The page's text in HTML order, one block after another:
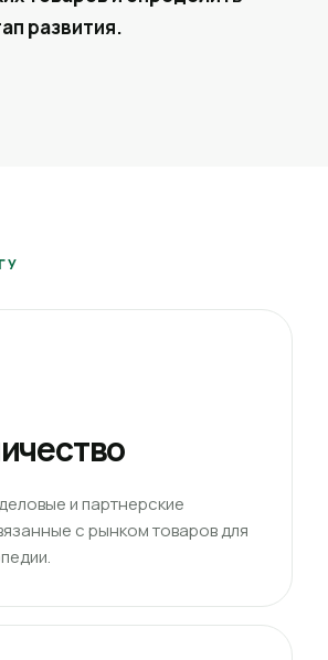
развития.
и партнерские
с рынком товаров для